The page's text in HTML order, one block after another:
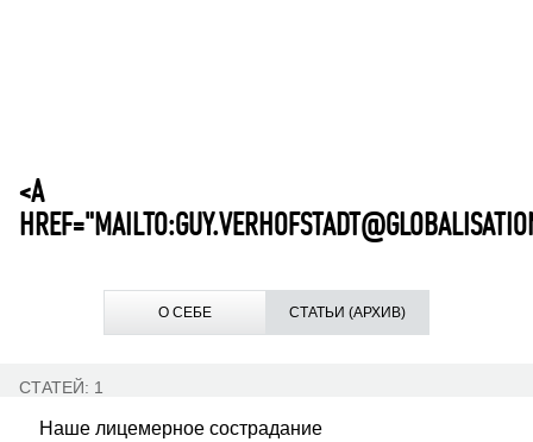
<A
О СЕБЕ СТАТЬИ (АРХИВ)
СТАТЕЙ: 1
Наше лицемерное сострадание